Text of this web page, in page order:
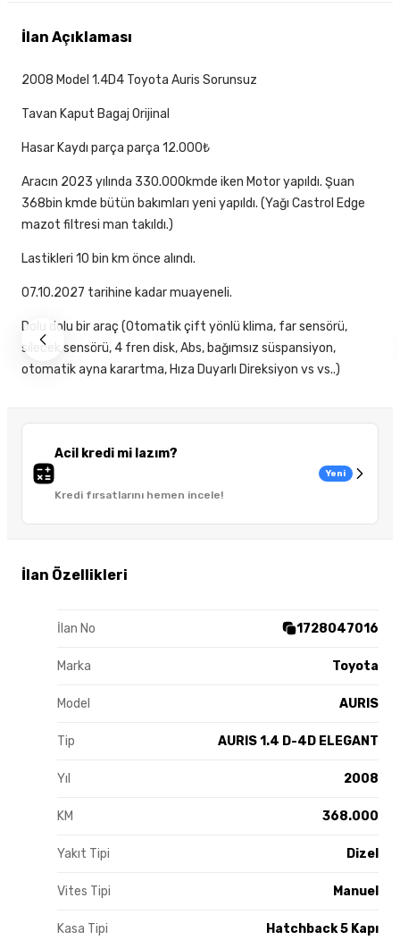
Acil kredi mi lazım?
Kredi fırsatlarını hemen incele!
Yeni
İlan Özellikleri
İlan No 1728047016
Marka Toyota
Model AURIS
Tip AURIS 1.4 D-4D ELEGANT
Yıl 2008
KM 368.000
Yakıt Tipi Dizel
Vites Tipi Manuel
Kasa Tipi Hatchback 5 Kapı
İlan Açıklaması
2008 Model 1.4D4 Toyota Auris Sorunsuz
Tavan Kaput Bagaj Orijinal
Hasar Kaydı parça parça 12.000₺
Aracın 2023 yılında 330.000kmde iken Motor yapıldı. Şuan
368bin kmde bütün bakımları yeni yapıldı. (Yağı Castrol Edge
mazot filtresi man takıldı.)
Lastikleri 10 bin km önce alındı.
07.10.2027 tarihine kadar muayeneli.
Dolu dolu bir araç (Otomatik çift yönlü klima, far sensörü,
silecek sensörü, 4 fren disk, Abs, bağımsız süspansiyon,
otomatik ayna karartma, Hıza Duyarlı Direksiyon vs vs..)